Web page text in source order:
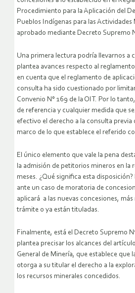
Procedimiento para la Aplicación del
Pueblos Indígenas para las Actividades
aprobado mediante Decreto Supremo
Una primera lectura podría llevarnos a
plantea avances respecto al
en cuenta que el reglamento de
consulta ha sido cuestionado por
Convenio N° 169 de la OIT. Por lo
de referencia y cualquier medida que
efectivo el derecho a la consulta previa
marco de lo que establece el referido
El único elemento que vale la pena
la admisión de petitorios mineros en la
meses. ¿Qué significa esta
ante un caso de moratoria de
aplicará a las nuevas concesiones, más
trámite o ya están tituladas.
Finalmente, está el Decreto Supremo
plantea precisar los alcances del
General de Minería, que establece que
otorga a su titular el derecho a la
los recursos minerales concedidos.